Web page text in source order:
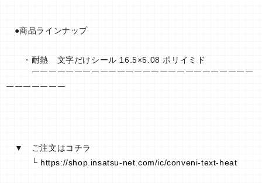
●商品ラインナップ
・耐熱 文字だけシール 16.5×5.08 ポリイミド
￣￣￣￣￣￣￣￣￣￣￣￣￣￣￣￣￣￣￣￣￣￣￣￣￣￣
￣￣￣￣￣￣￣
▼ ご注文はコチラ
└ https://shop.insatsu-net.com/ic/conveni-text-heat